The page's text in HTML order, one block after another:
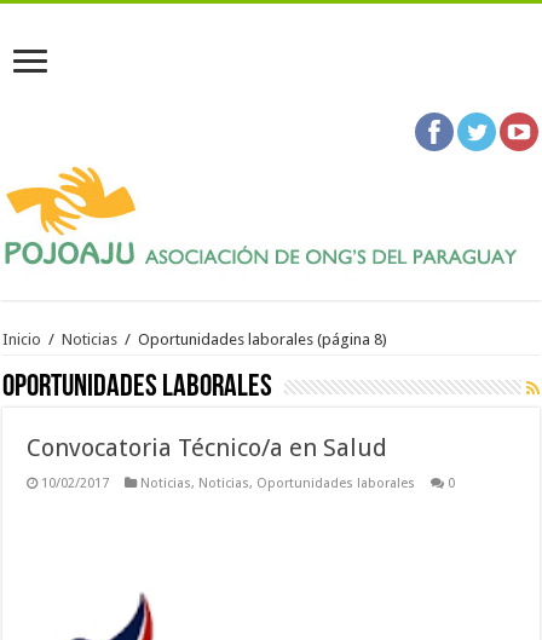
Inicio / Noticias / Oportunidades laborales (página 8)
Oportunidades laborales
Convocatoria Técnico/a en Salud
10/02/2017 Noticias, Noticias, Oportunidades laborales 0